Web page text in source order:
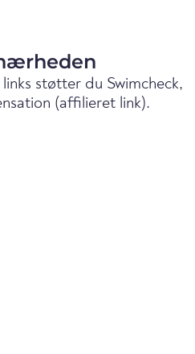
støtter du Swimcheck,
(affilieret link).